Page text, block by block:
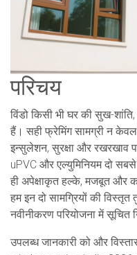
परिचय
विंडो किसी भी घर की सुख-
हैं। सही फ्रेमिंग सामग्री न केवल
इन्सुलेशन, सुरक्षा और रखरखाव
uPVC और एल्युमिनियम दो
ही अपेक्षाकृत हल्के, मजबूत और
हम इन दो सामग्रियों की
नवीनीकरण परियोजना में सूचित
उपलब्ध जानकारी को और